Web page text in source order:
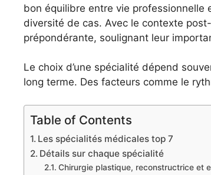
bon équilibre entre vie
diversité de cas. Avec le contexte
prépondérante, soulignant leur
Le choix d’une spécialité dépend
long terme. Des facteurs comme le
Table of Contents
Les spécialités médicales top 7
Détails sur chaque spécialité
Chirurgie plastique, reconstructrice et